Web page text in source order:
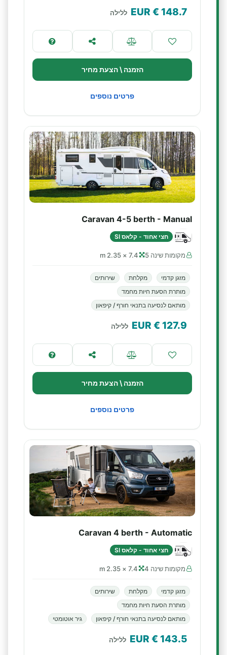
148.7
€ EUR ללילה
הזמנה \ הצעת מחיר
פרטים נוספים
Caravan 4-5 berth - Manual
חצי אחוד - קלאס SI
מקומות שינה 5 7.4 × 2.35 m
מזגן קדמי מקלחת
שירותים
מותרת הסעת חיות מחמד
מותאם לנסיעה בתנאי חורף / קיפאון
127.9
€ EUR ללילה
הזמנה \ הצעת מחיר
פרטים נוספים
Caravan 4 berth - Automatic
חצי אחוד - קלאס SI
מקומות שינה 4 7.4 × 2.35 m
מזגן קדמי מקלחת
שירותים
מותרת הסעת חיות מחמד
מותאם לנסיעה בתנאי חורף / קיפאון
גיר אוטומטי
143.5
€ EUR ללילה